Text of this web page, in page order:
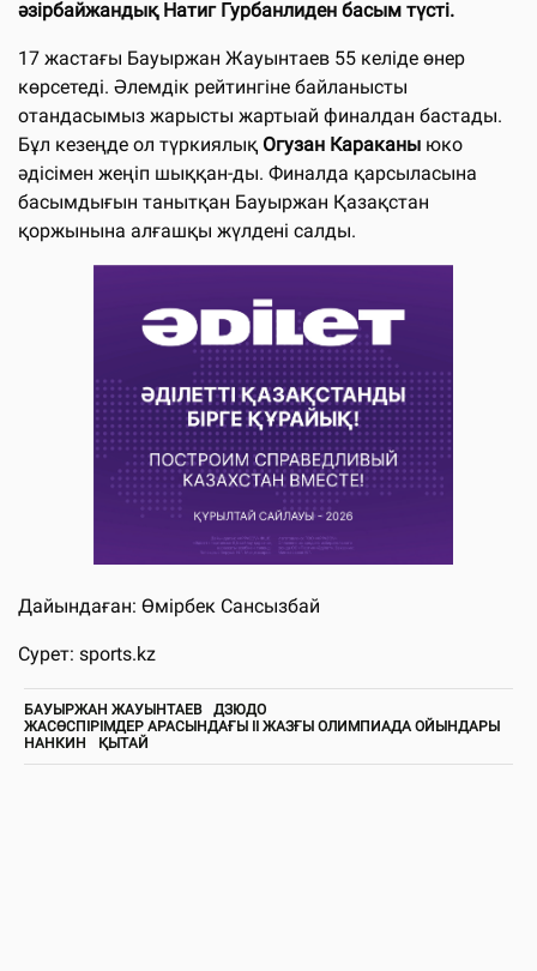
әзірбайжандық Натиг Гурбанлиден басым түсті.
17 жастағы Бауыржан Жауынтаев 55 келіде өнер
көрсетеді. Әлемдік рейтингіне байланысты
отандасымыз жарысты жартыай финалдан бастады.
Бұл кезеңде ол түркиялық Огузан Караканы юко
әдісімен жеңіп шыққан-ды. Финалда қарсыласына
басымдығын танытқан Бауыржан Қазақстан
қоржынына алғашқы жүлдені салды.
Дайындаған: Өмірбек Сансызбай
Сурет: sports.kz
БАУЫРЖАН ЖАУЫНТАЕВ
ДЗЮДО
ЖАСӨСПІРІМДЕР АРАСЫНДАҒЫ ІІ ЖАЗҒЫ ОЛИМПИАДА ОЙЫНДАРЫ
НАНКИН
ҚЫТАЙ